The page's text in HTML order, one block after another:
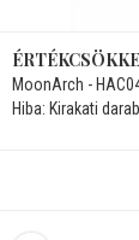
MoonArch -
Hiba: Kirakati